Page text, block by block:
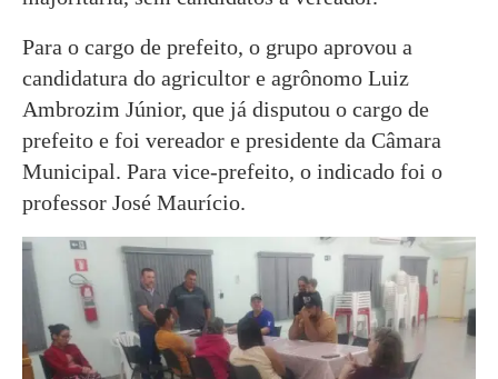
Para o cargo de prefeito, o grupo aprovou a
candidatura do agricultor e agrônomo Luiz
Ambrozim Júnior, que já disputou o cargo de
prefeito e foi vereador e presidente da Câmara
Municipal. Para vice-prefeito, o indicado foi o
professor José Maurício.